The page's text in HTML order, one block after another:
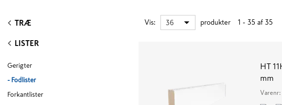
TRÆ
LISTER
Gerigter
- Fodlister
Forkantlister
Vis: 36 produkter 1 - 35 af 35
HT
mm
Varenr: